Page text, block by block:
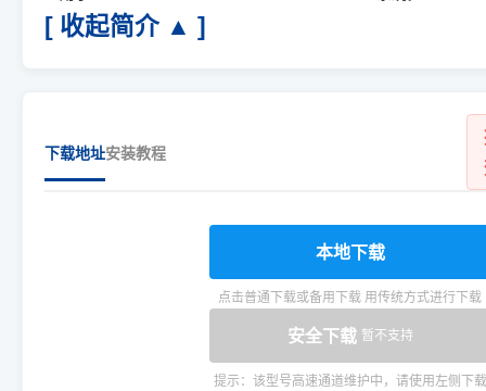
[ 收起简介 ▲ ]
下载地址安装教程
本地下载
点击普通下载或备用下载 用传统方式进行下载
安全下载 暂不支持
提示：该型号高速通道维护中，请使用左侧下载